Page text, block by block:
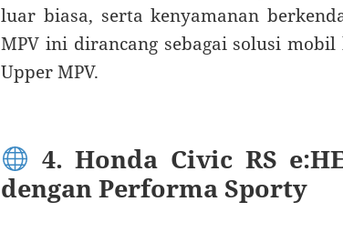
luar biasa, serta kenyamanan
MPV ini dirancang sebagai solusi
Upper MPV.
4. Honda Civic RS
dengan Performa Sporty